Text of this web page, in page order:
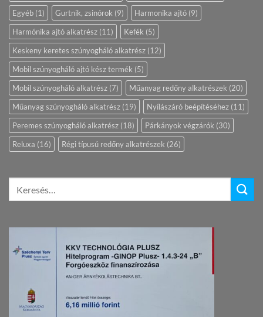
Egyéb (1) Gurtnik, zsinórok (9) Harmonika ajtó (9)
Harmónika ajtó alkatrész (11) Kefék (5)
Keskeny keretes szúnyogháló alkatrész (12)
Mobil szúnyogháló ajtó kész termék (5)
Mobil szúnyogháló alkatrész (7) Műanyag redőny alkatrészek (20)
Műanyag szúnyogháló alkatrész (19) Nyílászáró beépítéséhez (11)
Peremes szúnyogháló alkatrész (18) Párkányok végzárók (30)
Reluxa (16) Régi típusú redőny alkatrészek (26)